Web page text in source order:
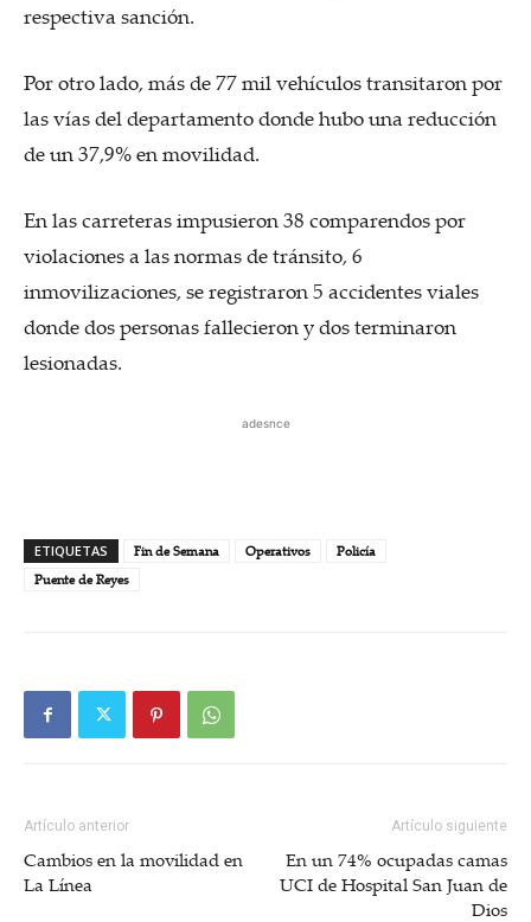
respectiva sanción.
Por otro lado, más de 77 mil vehículos transitaron por
las vías del departamento donde hubo una reducción
de un 37,9% en movilidad.
En las carreteras impusieron 38 comparendos por
violaciones a las normas de tránsito, 6
inmovilizaciones, se registraron 5 accidentes viales
donde dos personas fallecieron y dos terminaron
lesionadas.
adesnce
ETIQUETAS Fin de Semana Operativos
Policía
Puente de Reyes
Artículo anterior
Cambios en la movilidad en
La Línea
Artículo siguiente
En un 74% ocupadas camas
UCI de Hospital San Juan de
Dios